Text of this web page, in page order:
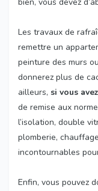
Les travaux de
remettre un
peinture des murs
donnerez plus de
ailleurs, si vous
de remise aux
l’isolation, double
plomberie,
incontournables
Enfin, vous pouvez